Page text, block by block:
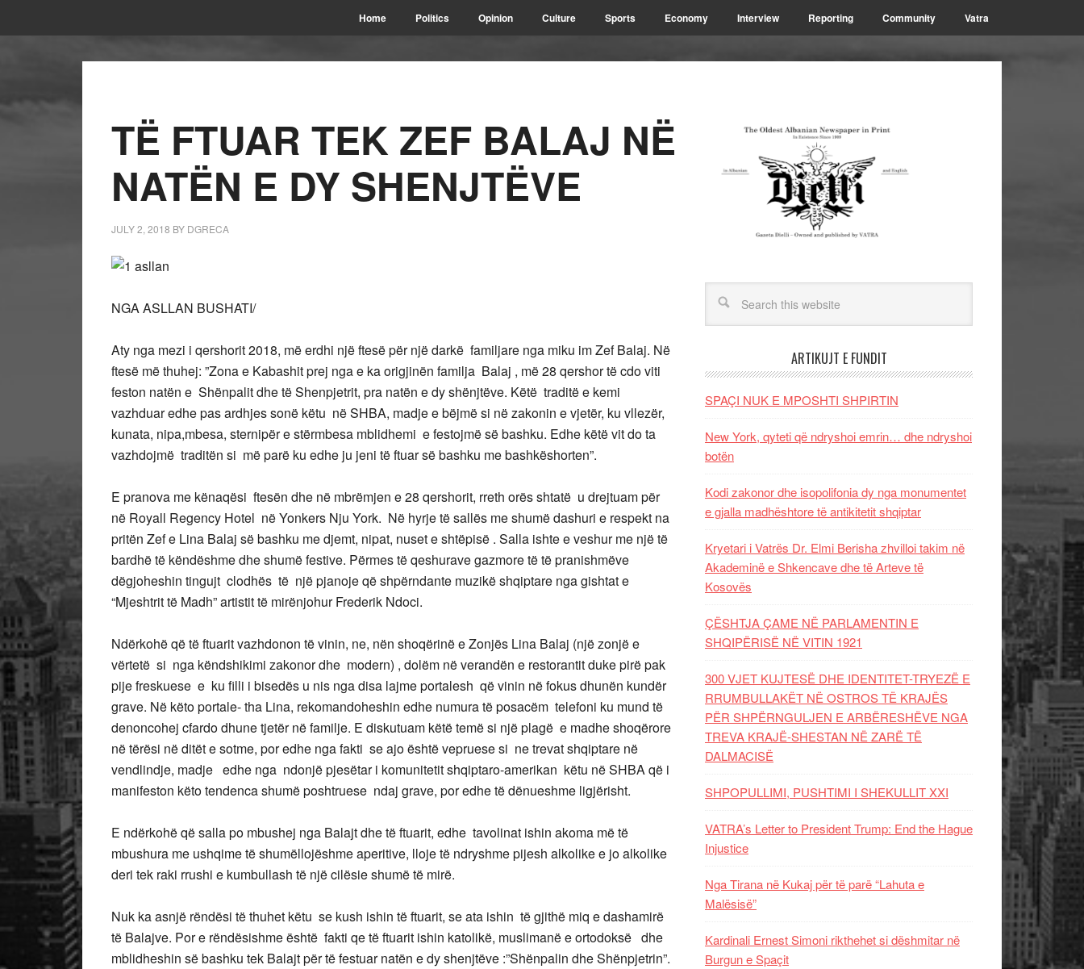
Home Politics Opinion Culture Sports Economy Interview Reporting Community Vatra
TË FTUAR TEK ZEF BALAJ NË
NATËN E DY SHENJTËVE
JULY 2, 2018 BY DGRECA
NGA ASLLAN BUSHATI/
Aty nga mezi i qershorit 2018, më erdhi një ftesë për një darkë familjare nga miku im Zef Balaj. Në
ftesë më thuhej: ”Zona e Kabashit prej nga e ka origjinën familja Balaj , më 28 qershor të cdo viti
feston natën e Shënpalit dhe të Shenpjetrit, pra natën e dy shënjtëve. Këtë traditë e kemi
vazhduar edhe pas ardhjes sonë këtu në SHBA, madje e bëjmë si në zakonin e vjetër, ku vllezër,
kunata, nipa,mbesa, sternipër e stërmbesa mblidhemi e festojmë së bashku. Edhe këtë vit do ta
vazhdojmë traditën si më parë ku edhe ju jeni të ftuar së bashku me bashkëshorten”.
E pranova me kënaqësi ftesën dhe në mbrëmjen e 28 qershorit, rreth orës shtatë u drejtuam për
në Royall Regency Hotel në Yonkers Nju York. Në hyrje të sallës me shumë dashuri e respekt na
pritën Zef e Lina Balaj së bashku me djemt, nipat, nuset e shtëpisë . Salla ishte e veshur me një të
bardhë të këndëshme dhe shumë festive. Përmes të qeshurave gazmore të të pranishmëve
dëgjoheshin tingujt clodhës të një pjanoje që shpërndante muzikë shqiptare nga gishtat e
“Mjeshtrit të Madh” artistit të mirënjohur Frederik Ndoci.
Ndërkohë që të ftuarit vazhdonon të vinin, ne, nën shoqërinë e Zonjës Lina Balaj (një zonjë e
vërtetë si nga këndshikimi zakonor dhe modern) , dolëm në verandën e restorantit duke pirë pak
pije freskuese e ku filli i bisedës u nis nga disa lajme portalesh që vinin në fokus dhunën kundër
grave. Në këto portale- tha Lina, rekomandoheshin edhe numura të posacëm telefoni ku mund të
denoncohej cfardo dhune tjetër në familje. E diskutuam këtë temë si një plagë e madhe shoqërore
në tërësi në ditët e sotme, por edhe nga fakti se ajo është vepruese si ne trevat shqiptare në
vendlindje, madje edhe nga ndonjë pjesëtar i komunitetit shqiptaro-amerikan këtu në SHBA që i
manifeston këto tendenca shumë poshtruese ndaj grave, por edhe të dënueshme ligjërisht.
E ndërkohë që salla po mbushej nga Balajt dhe të ftuarit, edhe tavolinat ishin akoma më të
mbushura me ushqime të shumëllojëshme aperitive, lloje të ndryshme pijesh alkolike e jo alkolike
deri tek raki rrushi e kumbullash të një cilësie shumë të mirë.
Nuk ka asnjë rëndësi të thuhet këtu se kush ishin të ftuarit, se ata ishin të gjithë miq e dashamirë
të Balajve. Por e rëndësishme është fakti qe të ftuarit ishin katolikë, muslimanë e ortodoksë dhe
mblidheshin së bashku tek Balajt për të festuar natën e dy shenjtëve :”Shënpalin dhe Shënpjetrin”.
ARTIKUJT E FUNDIT
SPAÇI NUK E MPOSHTI SHPIRTIN
New York, qyteti që ndryshoi emrin… dhe ndryshoi
botën
Kodi zakonor dhe isopolifonia dy nga monumentet
e gjalla madhështore të antikitetit shqiptar
Kryetari i Vatrës Dr. Elmi Berisha zhvilloi takim në
Akademinë e Shkencave dhe të Arteve të
Kosovës
ÇËSHTJA ÇAME NË PARLAMENTIN E
SHQIPËRISË NË VITIN 1921
300 VJET KUJTESË DHE IDENTITET-TRYEZË E
RRUMBULLAKËT NË OSTROS TË KRAJËS
PËR SHPËRNGULJEN E ARBËRESHËVE NGA
TREVA KRAJË-SHESTAN NË ZARË TË
DALMACISË
SHPOPULLIMI, PUSHTIMI I SHEKULLIT XXI
VATRA’s Letter to President Trump: End the Hague
Injustice
Nga Tirana në Kukaj për të parë “Lahuta e
Malësisë”
Kardinali Ernest Simoni rikthehet si dëshmitar në
Burgun e Spaçit